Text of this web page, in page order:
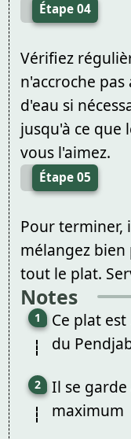
Étape 04
Vérifiez
n'accroche
d'eau si
jusqu'à ce que
vous l'aimez.
Étape 05
Pour terminer,
mélangez
tout le plat.
Notes
Ce plat
du
Il se
maximum